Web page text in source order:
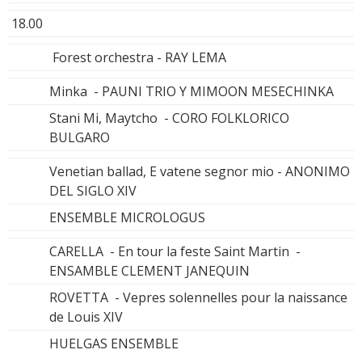
18.00
Forest orchestra - RAY LEMA
Minka - PAUNI TRIO Y MIMOON MESECHINKA
Stani Mi, Maytcho - CORO FOLKLORICO
BULGARO
Venetian ballad, E vatene segnor mio - ANONIMO
DEL SIGLO XIV
ENSEMBLE MICROLOGUS
CARELLA - En tour la feste Saint Martin -
ENSAMBLE CLEMENT JANEQUIN
ROVETTA - Vepres solennelles pour la naissance
de Louis XIV
HUELGAS ENSEMBLE